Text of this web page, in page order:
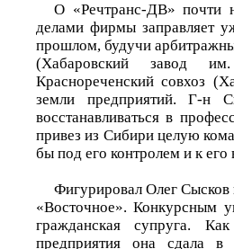
О «Речтранс-ДВ» почти
делами фирмы заправляет
прошлом, будучи
(Хабаровский завод
Краснореченский совхоз
земли предприятий. Г-н
восстанавливаться в
привез из Сибири целую
бы под его контролем и к его
Фигурировал Олег Сысков
«Восточное». Конкурсным
гражданская супруга.
предприятия она сдала